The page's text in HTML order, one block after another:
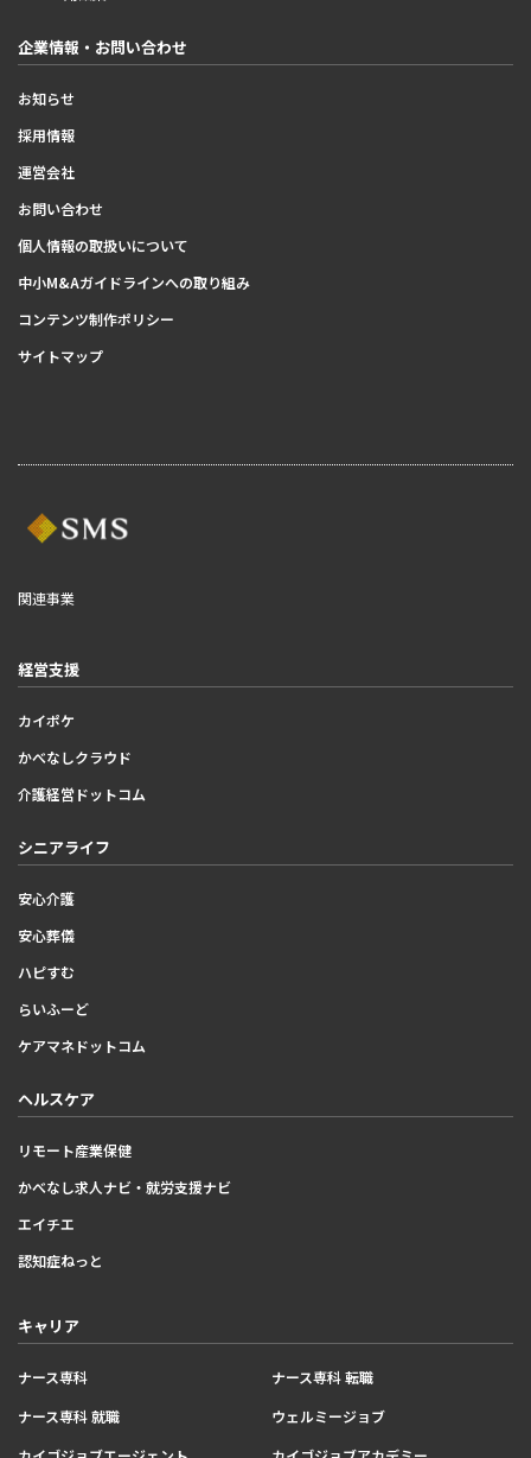
企業情報・お問い合わせ
お知らせ
採用情報
運営会社
お問い合わせ
個人情報の取扱いについて
中小M&Aガイドラインへの取り組み
コンテンツ制作ポリシー
サイトマップ
関連事業
経営支援
カイポケ
かべなしクラウド
介護経営ドットコム
シニアライフ
安心介護
安心葬儀
ハピすむ
らいふーど
ケアマネドットコム
ヘルスケア
リモート産業保健
かべなし求人ナビ・就労支援ナビ
エイチエ
認知症ねっと
キャリア
ナース専科
ナース専科 転職
ナース専科 就職
ウェルミージョブ